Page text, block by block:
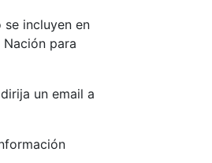
incluyen en
para
un email a